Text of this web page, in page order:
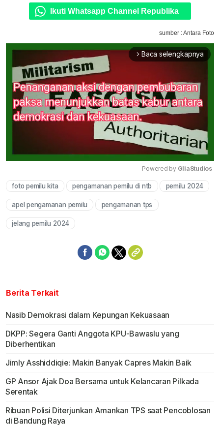
Ikuti Whatsapp Channel Republika
sumber : Antara Foto
arrow_forward_ios Baca selengkapnya
Mute
Powered by GliaStudios
foto pemilu kita pengamanan pemilu di ntb pemilu 2024
apel pengamanan pemilu pengamanan tps
jelang pemilu 2024
Berita Terkait
Nasib Demokrasi dalam Kepungan Kekuasaan
DKPP: Segera Ganti Anggota KPU-Bawaslu yang
Diberhentikan
Jimly Asshiddiqie: Makin Banyak Capres Makin Baik
GP Ansor Ajak Doa Bersama untuk Kelancaran Pilkada
Serentak
Ribuan Polisi Diterjunkan Amankan TPS saat Pencoblosan
di Bandung Raya